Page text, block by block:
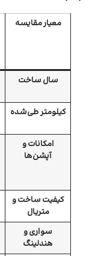
معیار مقایسه
سال ساخت
کیلومتر طی‌شده
امکانات و
آپشن‌ها
کیفیت ساخت و
متریال
سواری و
هندلینگ